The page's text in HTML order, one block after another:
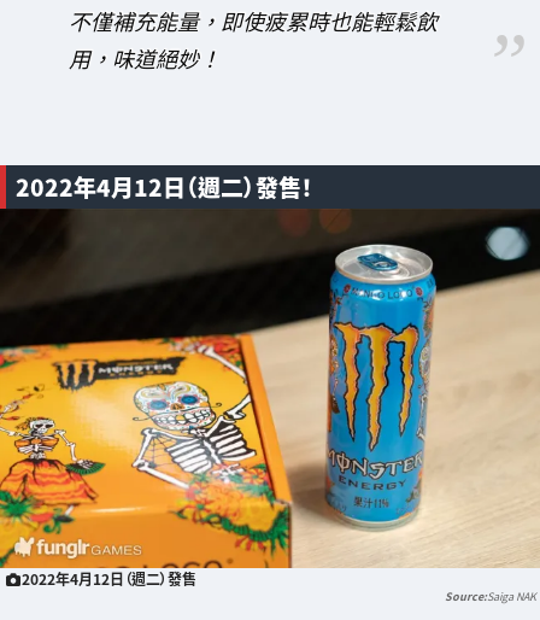
不僅補充能量，即使疲累時也能輕鬆飲
用，味道絕妙！
2022年4月12日（週二）發售！
2022年4月12日（週二）發售
Saiga NAK